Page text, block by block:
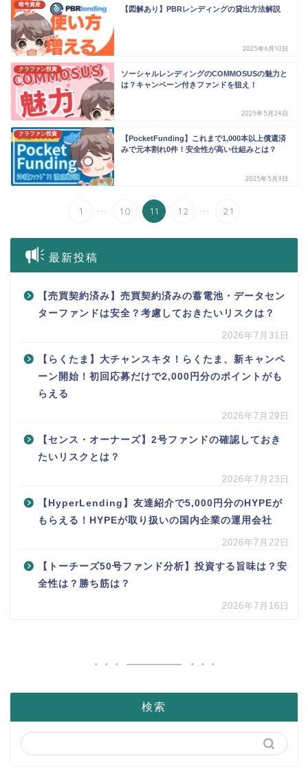
暗号資産
【図解あり】PBRレンディングの貸出方法解説
2025年6月10日
クラファン投資
ソーシャルレンディングのCOMMOSUSの魅力と
は？キャンペーン付きファンドを狙え！
2025年5月24日
クラファン投資
【PocketFunding】これまで1,000本以上償還済
みで元本割れ0件！安全性が高い仕組みとは？
2025年5月9日
1 ... 10 11 12 ... 21
最新投稿
【売買契約済み】売買契約済みの蓄電池・データセン
ターファンドは安全？考慮しておきたいリスクは？
2026年7月31日
【らくたま】大チャンスキタ！らくたま、新キャンペ
ーン開始！初回応募だけで2,000円分のポイントがも
らえる
2026年7月29日
【センス・オーナーズ】2号ファンドの確認しておき
たいリスクとは？
2026年7月23日
【HyperLending】友達紹介で5,000円分のHYPEが
もらえる！HYPEが取り扱いの国内企業の運用会社
2026年7月22日
【トーチーズ50号ファンド分析】投資する旨味は？安
全性は？勝ち筋は？
2026年7月16日
検索